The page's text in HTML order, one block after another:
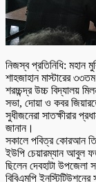
নিজস্ব প্রতিনিধি: মহান
শাহজাহান মাস্টারের
শরচ্চন্দ্র উচ্চ বিদ্যালয়
সভা, দোয়া ও কবর
সুধীজনেরা সাতক্ষীরার
জানান।
সকালে পবিত্র কোরআন
ইউপি চেয়ারম্যান আবুল
ছিলেন দেবহাটা উপজেলা
বিবিএমপি